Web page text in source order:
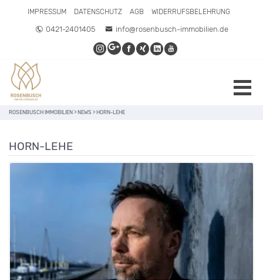
IMPRESSUM DATENSCHUTZ AGB WIDERRUFSBELEHRUNG
0421-2401405 info@rosenbusch-immobilien.de
ROSENBUSCH IMMOBILIEN > NEWS > HORN-LEHE
HORN-LEHE